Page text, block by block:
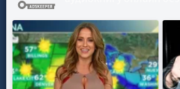
Путь ариев: Украина в духовной
Путь ариев: Украина в духовной
Путь ариев: Украина в духовной
Путь ариев: Украина в духовной
© 2021 - 2026 booksaudio-